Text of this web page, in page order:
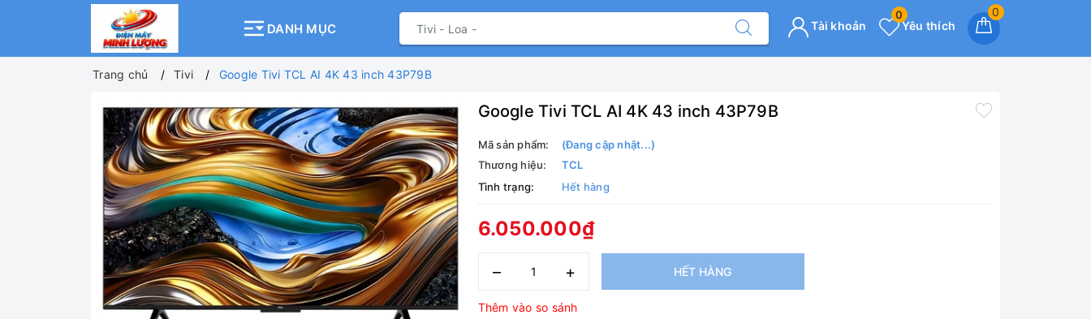
DANH MỤC
0
Yêu thích
0
Tài khoản
Trang chủ Tivi Google Tivi TCL AI 4K 43 inch 43P79B
Google Tivi TCL AI 4K 43 inch 43P79B
Mã sản phẩm:
(Đang cập nhật...)
Thương hiệu:
TCL
Tình trạng:
Hết hàng
6.050.000₫
– + HẾT HÀNG
Thêm vào so sánh